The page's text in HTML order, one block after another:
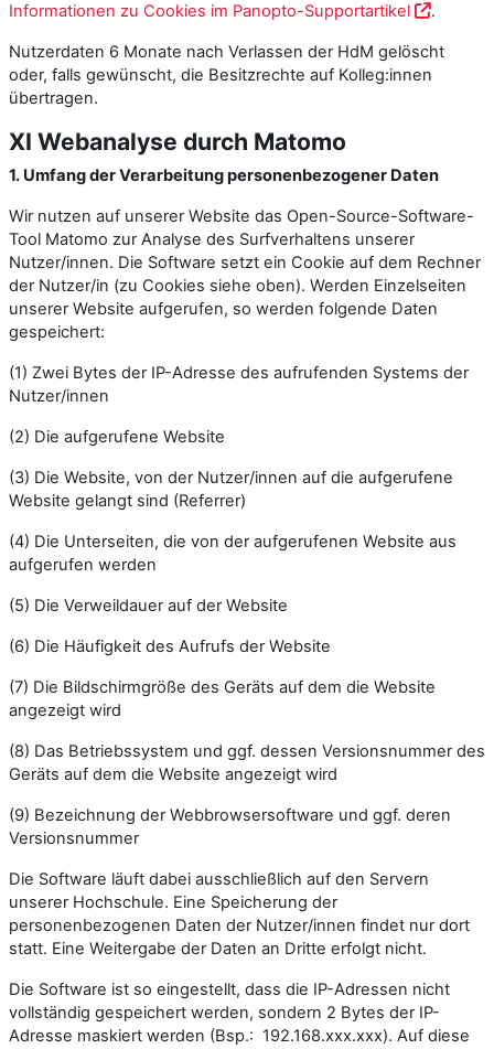
Informationen zu Cookies im Panopto-Supportartikel
.
Nutzerdaten 6 Monate nach Verlassen der HdM gelöscht
oder, falls gewünscht, die Besitzrechte auf Kolleg:innen
übertragen.
XI Webanalyse durch Matomo
1. Umfang der Verarbeitung personenbezogener Daten
Wir nutzen auf unserer Website das Open-Source-Software-
Tool Matomo zur Analyse des Surfverhaltens unserer
Nutzer/innen. Die Software setzt ein Cookie auf dem Rechner
der Nutzer/in (zu Cookies siehe oben). Werden Einzelseiten
unserer Website aufgerufen, so werden folgende Daten
gespeichert:
(1) Zwei Bytes der IP-Adresse des aufrufenden Systems der
Nutzer/innen
(2) Die aufgerufene Website
(3) Die Website, von der Nutzer/innen auf die aufgerufene
Website gelangt sind (Referrer)
(4) Die Unterseiten, die von der aufgerufenen Website aus
aufgerufen werden
(5) Die Verweildauer auf der Website
(6) Die Häufigkeit des Aufrufs der Website
(7) Die Bildschirmgröße des Geräts auf dem die Website
angezeigt wird
(8) Das Betriebssystem und ggf. dessen Versionsnummer des
Geräts auf dem die Website angezeigt wird
(9) Bezeichnung der Webbrowsersoftware und ggf. deren
Versionsnummer
Die Software läuft dabei ausschließlich auf den Servern
unserer Hochschule. Eine Speicherung der
personenbezogenen Daten der Nutzer/innen findet nur dort
statt. Eine Weitergabe der Daten an Dritte erfolgt nicht.
Die Software ist so eingestellt, dass die IP-Adressen nicht
vollständig gespeichert werden, sondern 2 Bytes der IP-
Adresse maskiert werden (Bsp.: 192.168.xxx.xxx). Auf diese